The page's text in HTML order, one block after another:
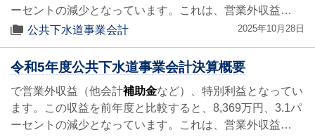
ーセントの減少となっています。これは、営業外収益…
公共下水道事業会計
2025年10月28日
令和5年度公共下水道事業会計決算概要
で営業外収益（他会計補助金など）、特別利益となってい
ます。この収益を前年度と比較すると、8,369万円、3.1パ
ーセントの減少となっています。これは、営業外収益…